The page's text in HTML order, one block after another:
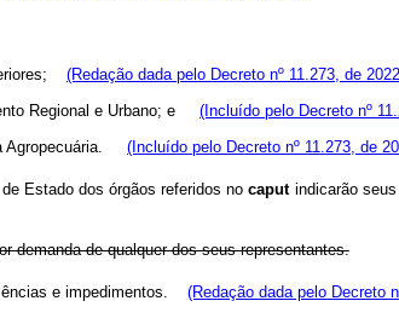
(Redação dada pelo Decreto nº 11.273, de
Regional e Urbano; e
(Incluído pelo Decreto nº
Agropecuária.
(Incluído pelo Decreto nº 11.273, de
Estado dos órgãos referidos nocaput indicarão
demanda de qualquer dos seus representantes.
e impedimentos. (Redação dada pelo Decreto